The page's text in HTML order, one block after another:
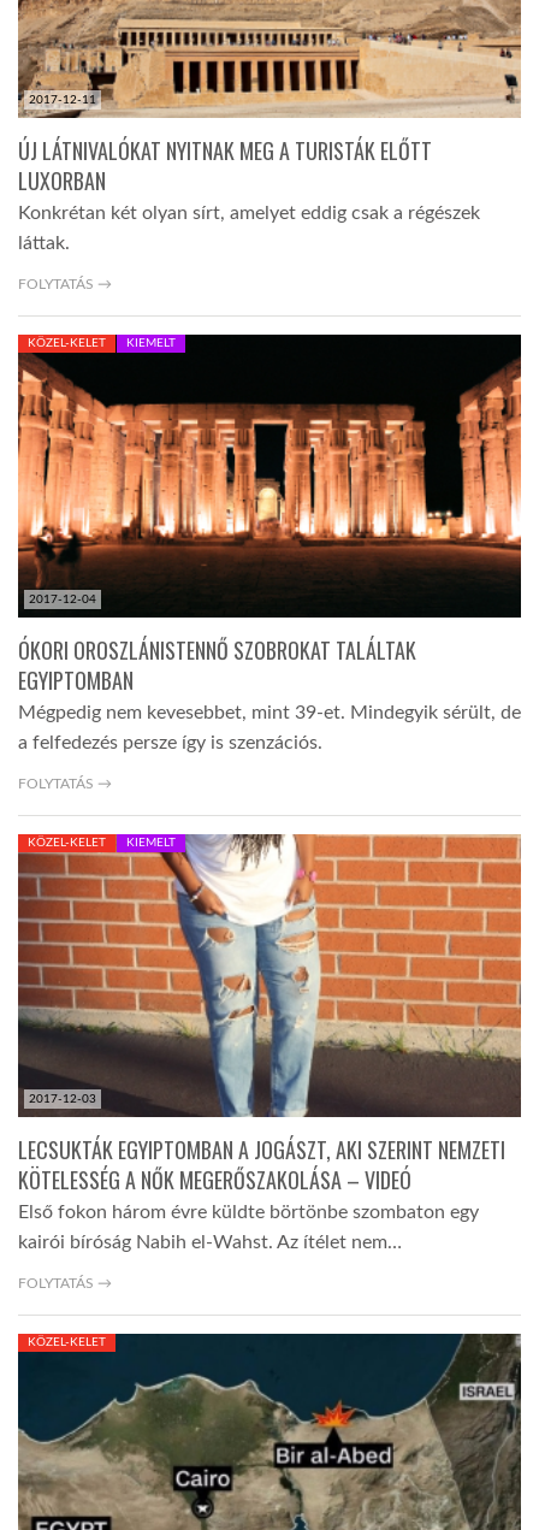
GLOBOTV
AFRIKA TUDÁSTÁR
LINKTR.EE
GLOBOZSARU
DOBRAVERO.HU
LATIMO.HU
GLOBOBOOK
2017-12-11
ÚJ LÁTNIVALÓKAT NYITNAK MEG A TURISTÁK ELŐTT
LUXORBAN
Konkrétan két olyan sírt, amelyet eddig csak a régészek
láttak.
FOLYTATÁS →
2017-12-04
KÖZEL-KELET KIEMELT
ÓKORI OROSZLÁNISTENNŐ SZOBROKAT TALÁLTAK
EGYIPTOMBAN
Mégpedig nem kevesebbet, mint 39-et. Mindegyik sérült, de
a felfedezés persze így is szenzációs.
FOLYTATÁS →
2017-12-03
KÖZEL-KELET KIEMELT
LECSUKTÁK EGYIPTOMBAN A JOGÁSZT, AKI SZERINT NEMZETI
KÖTELESSÉG A NŐK MEGERŐSZAKOLÁSA – VIDEÓ
Első fokon három évre küldte börtönbe szombaton egy
kairói bíróság Nabih el-Wahst. Az ítélet nem…
FOLYTATÁS →
KÖZEL-KELET